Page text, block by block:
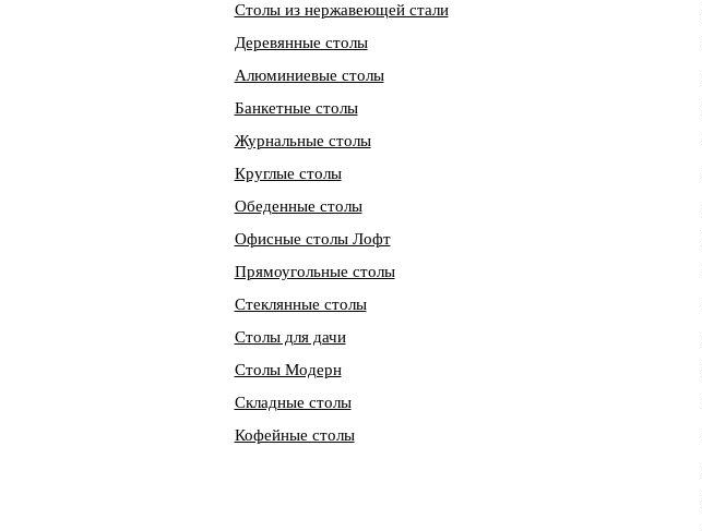
Столы из нержавеющей стали
Деревянные столы
Алюминиевые столы
Банкетные столы
Журнальные столы
Круглые столы
Обеденные столы
Офисные столы Лофт
Прямоугольные столы
Стеклянные столы
Столы для дачи
Столы Модерн
Складные столы
Кофейные столы